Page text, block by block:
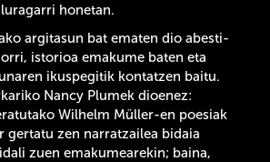
honetan.
argitasun bat ematen dio abesti-
istorioa emakume baten eta
ikuspegitik kontatzen baitu.
Nancy Plumek dioenez:
Wilhelm Müller-en poesiak
gertatu zen narratzailea bidaia
zuen emakumearekin; baina,